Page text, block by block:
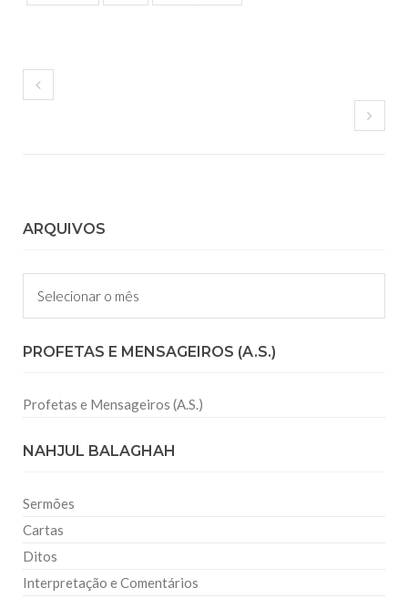
ARQUIVOS
Arquivos
PROFETAS E MENSAGEIROS (A.S.)
Profetas e Mensageiros (A.S.)
NAHJUL BALAGHAH
Sermões
Cartas
Ditos
Interpretação e Comentários